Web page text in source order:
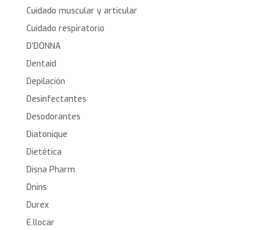
Cuidado muscular y articular
Cuidado respiratorio
D’DONNA
Dentaid
Depilación
Desinfectantes
Desodorantes
Diatonique
Dietética
Disna Pharm
Dnins
Durex
E.llocar